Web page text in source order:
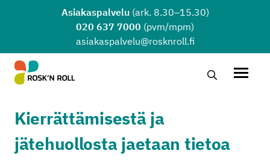
Siirry sisältöönAsiakaspalvelu(ark. 8.30–15.30)
020 637 7000 (pvm/mpm)
asiakaspalvelu@rosknroll.fi
Hae…Avaa
Kierrättämisestä ja
jätehuollosta jaetaan tietoa